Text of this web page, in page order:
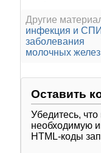
Другие
инфекция и
заболевания
молочных
Оставить
Убедитесь,
необходимую
HTML-коды